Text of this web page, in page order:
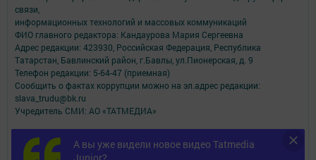
А вы уже видели новое видео Tatmedia
связи,
информационных технологий и массовых коммуникаций
ФИО главного редактора: Кандаурова Мария Сергеевна
Адрес редакции: 423930, Российская Федерация, Республика
Татарстан, Бавлинский район, г.Бавлы, ул.Пионерская, д. 9
Телефон редакции: 5-64-47 (приемная)
Сообщить о фактах коррупции можно на эл.адрес редакции:
slava_trudu@bk.ru
Учредитель СМИ: АО «ТАТМЕДИА»
Антикоррупционная политика
АО «ТАТМЕДИА» использует «cookie»для персонализации сервисов и